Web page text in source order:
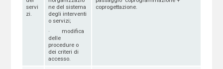
servi
zi.
ne del sistema
degli interventi
o servizi;
· modifica
delle
procedure o
dei criteri di
accesso.
coprogettazione.